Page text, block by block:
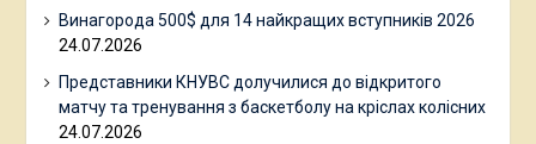
Винагорода 500$ для 14 найкращих вступників 2026
24.07.2026
Представники КНУВС долучилися до відкритого
матчу та тренування з баскетболу на кріслах колісних
24.07.2026